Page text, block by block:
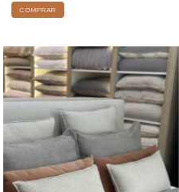
COMPRAR